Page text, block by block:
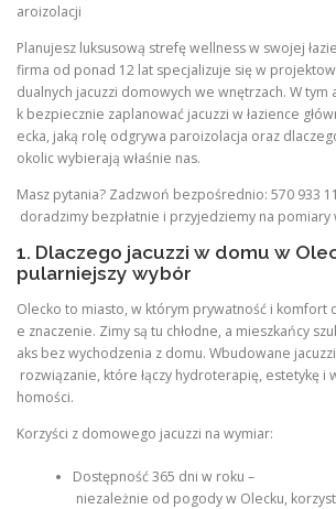
aroizolacji
Planujesz luksusową strefę wellness w swojej
firma od ponad 12 lat specjalizuje się w
dualnych jacuzzi domowych we wnętrzach. W tym
k bezpiecznie zaplanować jacuzzi w łazience
ecka, jaką rolę odgrywa paroizolacja oraz
okolic wybierają właśnie nas.
Masz pytania? Zadzwoń bezpośrednio: 570 933
doradzimy bezpłatnie i przyjedziemy na pomiary
1. Dlaczego jacuzzi w domu w
pularniejszy wybór
Olecko to miasto, w którym prywatność i komfort
e znaczenie. Zimy są tu chłodne, a mieszkańcy
aks bez wychodzenia z domu. Wbudowane
rozwiązanie, które łączy hydroterapię, estetykę i
homości.
Korzyści z domowego jacuzzi na wymiar:
Dostępność 365 dni w roku –
niezależnie od pogody w Olecku,